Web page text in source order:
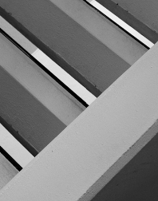
ΕΞΕΤΑΣΕΙΣ
ΣΠΟΥΔΕΣ
ΣΥΝΕΡΓΕΙΕΣ
ΒΙΒΛΙΟΘΗΚΗ